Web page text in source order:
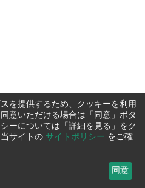
を提供するため、クッキーを利用
意いただける場合は「同意」ボタ
ーについては「詳細を見る」をク
サイトの サイトポリシー をご確
同意